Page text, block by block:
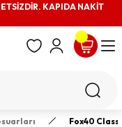
KAPIDA NAKİT
Fox40